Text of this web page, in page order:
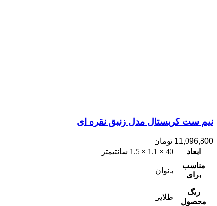
نیم ست کریستال مدل زنبق نقره ای
11,096,800 تومان
ابعاد
40 × 1.1 × 1.5 سانتیمتر
مناسب
برای
بانوان
رنگ
محصول
طلایی